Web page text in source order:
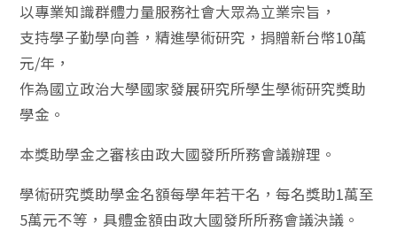
以專業知識群體力量服務社會大眾為立業宗旨，
支持學子勤學向善，精進學術研究，捐贈新台幣10萬
元/年，
作為國立政治大學國家發展研究所學生學術研究獎助
學金。
本獎助學金之審核由政大國發所所務會議辦理。
學術研究獎助學金名額每學年若干名，每名獎助1萬至
5萬元不等，具體金額由政大國發所所務會議決議。